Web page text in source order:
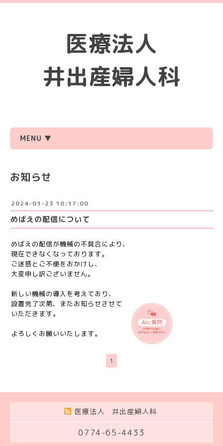
医療法人
井出産婦人科
MENU ▼
お知らせ
2024-01-23 10:17:00
めばえの配信について
めばえの配信が機械の不具合により、
現在できなくなっております。
ご迷惑とご不便をおかけし、
大変申し訳ございません。
新しい機械の導入を考えており、
設置完了次第、またお知らせさせて
いただきます。
よろしくお願いいたします。
1
医療法人 井出産婦人科
0774-65-4433